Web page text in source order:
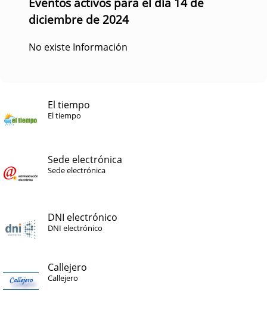
diciembre de 2024
No existe Información
El tiempo
El tiempo
Sede electrónica
Sede electrónica
DNI electrónico
DNI electrónico
Callejero
Callejero